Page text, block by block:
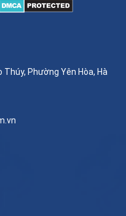
Phường Yên Hòa, Hà